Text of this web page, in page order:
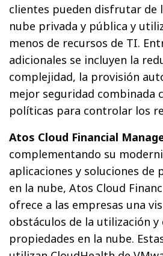
clientes pueden disfrutar de
nube privada y pública y
menos de recursos de TI.
adicionales se incluyen la
complejidad, la provisión
mejor seguridad combinada
políticas para controlar los
Atos Cloud Financial
complementando su
aplicaciones y soluciones
en la nube, Atos Cloud
ofrece a las empresas una
obstáculos de la utilización y
propiedades en la nube.